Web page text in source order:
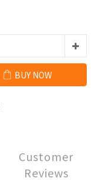
BUY NOW
Customer
Reviews